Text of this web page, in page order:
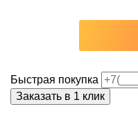
Быстрая покупка